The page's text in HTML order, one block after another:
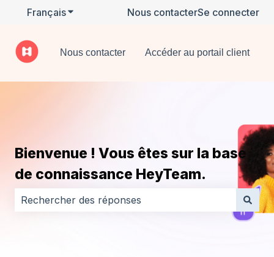
FrançaisAfficher le sous-menu pour les traductions
Nous contacterSe connecter
Nous contacter Accéder au portail client
Bienvenue ! Vous êtes sur la base
de connaissance HeyTeam.
Il n'y a aucune suggestion car le champ de